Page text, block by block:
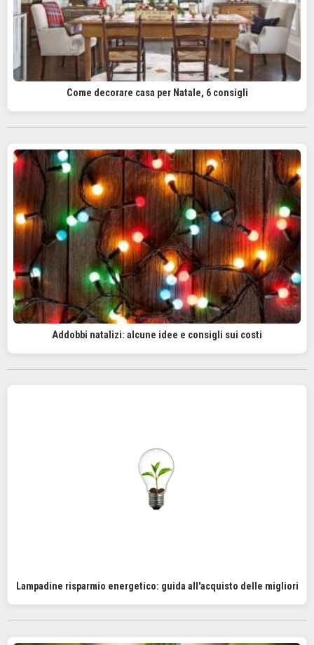
Come decorare casa per Natale, 6 consigli
Addobbi natalizi: alcune idee e consigli sui costi
Lampadine risparmio energetico: guida all'acquisto delle migliori